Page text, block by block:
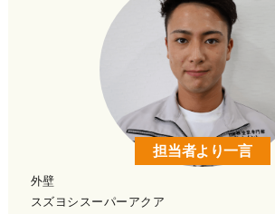
担当者より一言
外壁
スズヨシスーパーアクア